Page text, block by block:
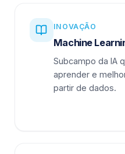
INOVAÇÃO
Machine
Subcampo da IA
aprender e
partir de dados.